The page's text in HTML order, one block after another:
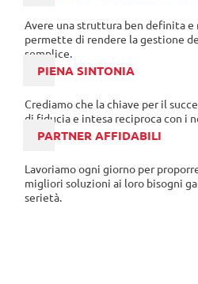
Avere una struttura ben definita e
permette di rendere la gestione
semplice.
PIENA SINTONIA
Crediamo che la chiave per il
di fiducia e intesa reciproca con i
PARTNER AFFIDABILI
Lavoriamo ogni giorno per
migliori soluzioni ai loro bisogni
serietà.